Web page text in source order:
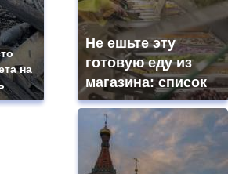
на
Не ешьте эту
готовую еду из
магазина: список